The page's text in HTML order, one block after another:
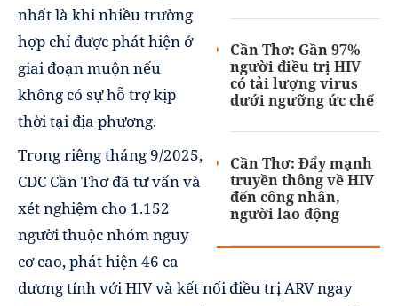
Cần Thơ: Gần 97%
người điều trị HIV
có tải lượng virus
dưới ngưỡng ức chế
Cần Thơ: Ðẩy mạnh
truyền thông về HIV
đến công nhân,
người lao động
nhất là khi nhiều trường
hợp chỉ được phát hiện ở
giai đoạn muộn nếu
không có sự hỗ trợ kịp
thời tại địa phương.
Trong riêng tháng 9/2025,
CDC Cần Thơ đã tư vấn và
xét nghiệm cho 1.152
người thuộc nhóm nguy
cơ cao, phát hiện 46 ca
dương tính với HIV và kết nối điều trị ARV ngay